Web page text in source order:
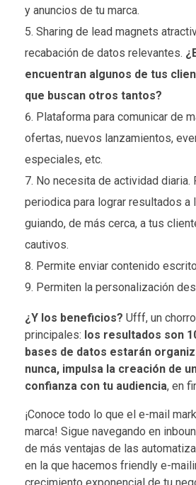
y anuncios de tu marca.
Sharing de lead magnets
recabación de datos relevantes.
encuentran algunos de tus
que buscan otros tantos?
Plataforma para comunicar de
ofertas, nuevos lanzamientos,
especiales, etc.
No necesita de actividad diaria.
periodica para lograr resultados a
guiando, de más cerca, a tus
cautivos.
Permite enviar contenido
Permiten la personalización
¿Y los beneficios? Ufff, un
principales: los resultados son
bases de datos estarán
nunca, impulsa la creación de
confianza con tu audiencia, en
¡Conoce todo lo que el e-mail
marca! Sigue navegando en
de más ventajas de las
en la que hacemos friendly e-